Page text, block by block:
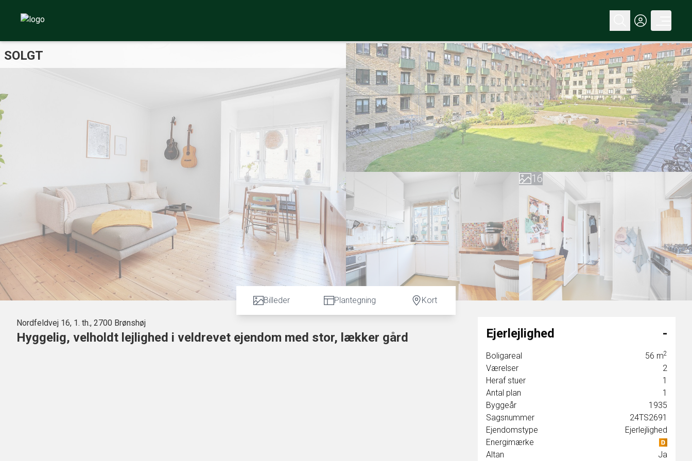
SOLGT
0
1
3
4
5
6
7
8
0
1
2
3
5
6
8
9
Billeder Plantegning Kort
Nordfeldvej 16, 1. th., 2700 Brønshøj
Hyggelig, velholdt lejlighed i veldrevet ejendom med stor, lækker gård Ejerlejlighed -
Boligareal 56 m2
Værelser
2
Heraf stuer
1
Antal plan
1
Byggeår
1935
Sagsnummer
24TS2691
Ejendomstype
Ejerlejlighed
Energimærke
Altan
Ja